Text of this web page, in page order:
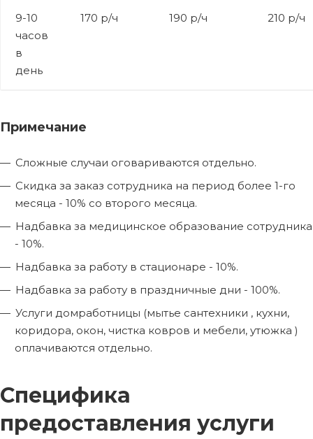
9-10
часов
в
день
170 р/ч 190 р/ч 210 р/ч
Примечание
Сложные случаи оговариваются отдельно.
Скидка за заказ сотрудника на период более 1-го
месяца - 10% со второго месяца.
Надбавка за медицинское образование сотрудника
- 10%.
Надбавка за работу в стационаре - 10%.
Надбавка за работу в праздничные дни - 100%.
Услуги домработницы (мытье сантехники , кухни,
коридора, окон, чистка ковров и мебели, утюжка )
оплачиваются отдельно.
Специфика
предоставления услуги